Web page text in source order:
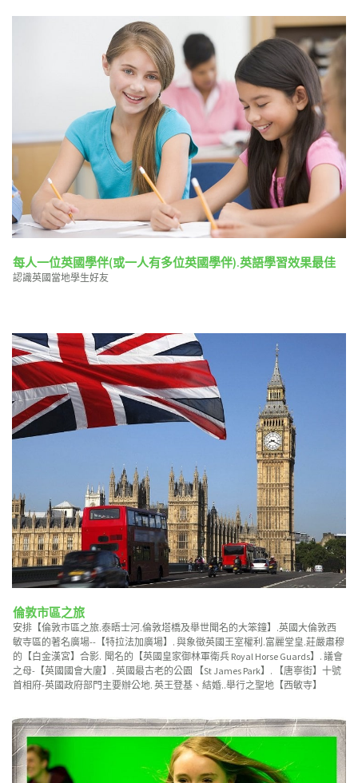
每人一位英國學伴(或一人有多位英國學伴).英語學習效果最佳
認識英國當地學生好友
倫敦市區之旅
安排【倫敦市區之旅.泰晤士河.倫敦塔橋及舉世聞名的大笨鐘】.英國大倫敦西
敏寺區的著名廣場--【特拉法加廣場】. 與象徵英國王室權利.富麗堂皇.莊嚴肅穆
的【白金漢宮】合影. 聞名的【英國皇家御林軍衛兵 Royal Horse Guards】. 議會
之母-【英國國會大廈】. 英國最古老的公園 【St James Park】. 【唐寧街】十號
首相府-英國政府部門主要辦公地. 英王登基、結婚..舉行之聖地【西敏寺】